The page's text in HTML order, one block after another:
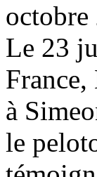
octobre
Le 23
à
le